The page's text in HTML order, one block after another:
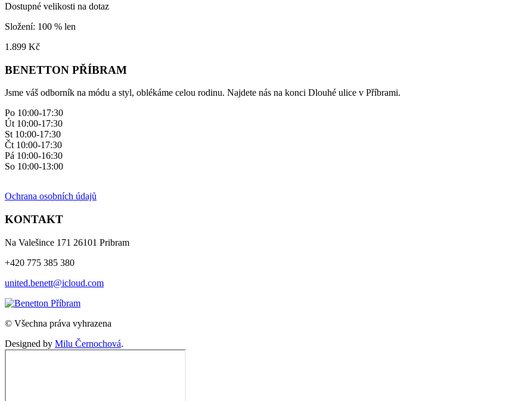
Dostupné velikosti na dotaz
Složení: 100 % len
1.899 Kč
BENETTON PŘÍBRAM
Jsme váš odborník na módu a styl, oblékáme celou rodinu. Najdete nás na konci Dlouhé ulice v Příbrami.
Po 10:00-17:30
Út 10:00-17:30
St 10:00-17:30
Čt 10:00-17:30
Pá 10:00-16:30
So 10:00-13:00
Ochrana osobních údajů
KONTAKT
Na Valešince 171 26101 Pribram
+420 775 385 380
united.benett@icloud.com
© Všechna práva vyhrazena
Designed by Milu Černochová.